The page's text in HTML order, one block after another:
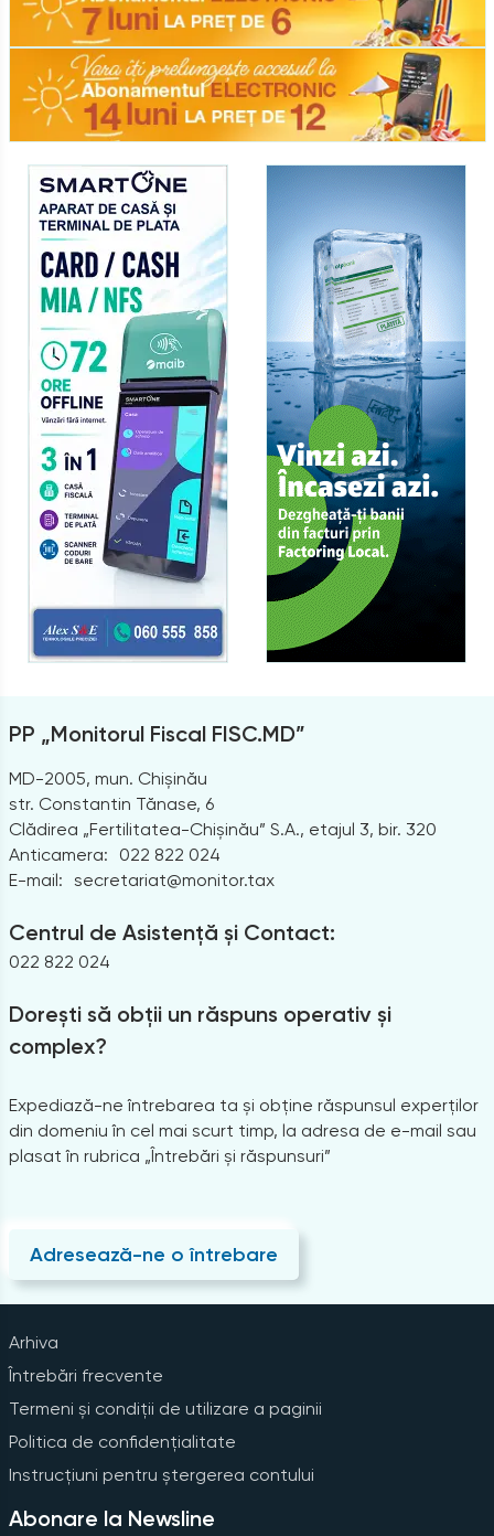
PP „Monitorul Fiscal FISC.MD”
MD-2005, mun. Chișinău
str. Constantin Tănase, 6
Clădirea „Fertilitatea-Chișinău” S.A., etajul 3, bir. 320
Anticamera:
022 822 024
E-mail: secretariat@monitor.tax
Centrul de Asistență și Contact:
022 822 024
Dorești să obții un răspuns operativ și
complex?
Expediază-ne întrebarea ta și obține răspunsul experților
din domeniu în cel mai scurt timp, la adresa de e-mail sau
plasat în rubrica „Întrebări și răspunsuri”
Adresează-ne o întrebare
Arhiva
Întrebări frecvente
Termeni și condiții de utilizare a paginii
Politica de confidențialitate
Instrucțiuni pentru ștergerea contului
Abonare la Newsline